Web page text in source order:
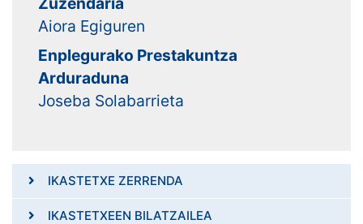
Aiora Egiguren
Enplegurako Prestakuntza
Arduraduna
Joseba Solabarrieta
IKASTETXE ZERRENDA
IKASTETXEEN BILATZAILEA